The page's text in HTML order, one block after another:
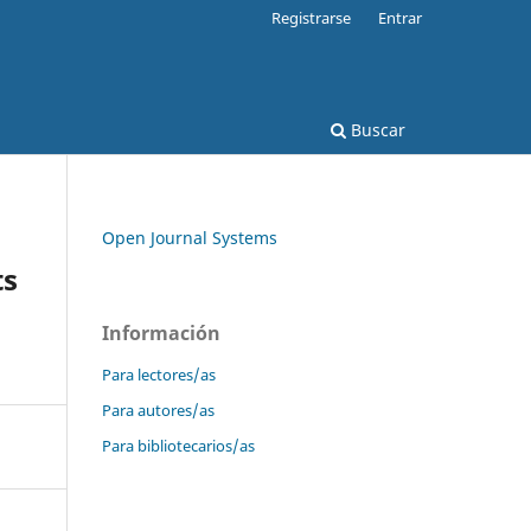
Buscar
Registrarse Entrar
Open Journal Systems
Información
Para lectores/as
Para autores/as
Para bibliotecarios/as